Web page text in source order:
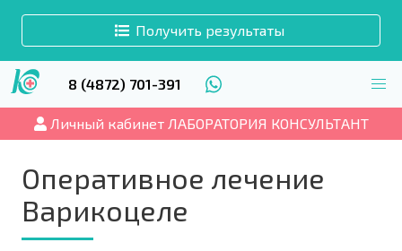
Получить результаты
8 (4872) 701-391
Личный кабинет ЛАБОРАТОРИЯ КОНСУЛЬТАНТ
Оперативное лечение
Варикоцеле